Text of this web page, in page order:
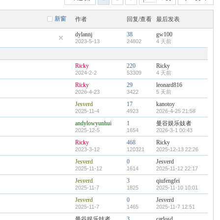
新窗 作者 回复/查看 最后发表
dylannj
2023-5-13
38
24802
gw100
4 天前
Ricky
2024-2-2
220
53309
Ricky
4 天前
Ricky
2026-4-23
29
3422
leonard816
5 天前
Jesverd
2025-11-4
17
4923
kanotoy
2026-4-25 21:58
andylowyunhui
2025-12-5
1
1654
曼谷娱乐妓者
2026-3-1 00:43
Ricky
2023-3-12
468
120321
Ricky
2025-12-13 22:26
Jesverd
2025-11-12
0
1614
Jesverd
2025-11-12 22:17
Jesverd
2025-11-7
3
1825
qiufengfei
2025-11-10 10:01
Jesverd
2025-11-7
0
1465
Jesverd
2025-11-7 12:51